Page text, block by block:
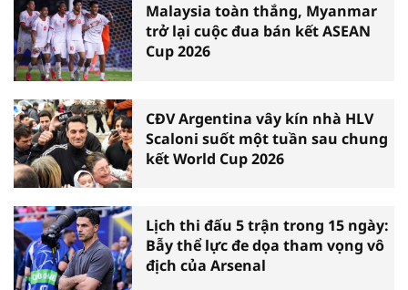
Malaysia toàn thắng, Myanmar
trở lại cuộc đua bán kết ASEAN
Cup 2026
CĐV Argentina vây kín nhà HLV
Scaloni suốt một tuần sau chung
kết World Cup 2026
Lịch thi đấu 5 trận trong 15 ngày:
Bẫy thể lực đe dọa tham vọng vô
địch của Arsenal